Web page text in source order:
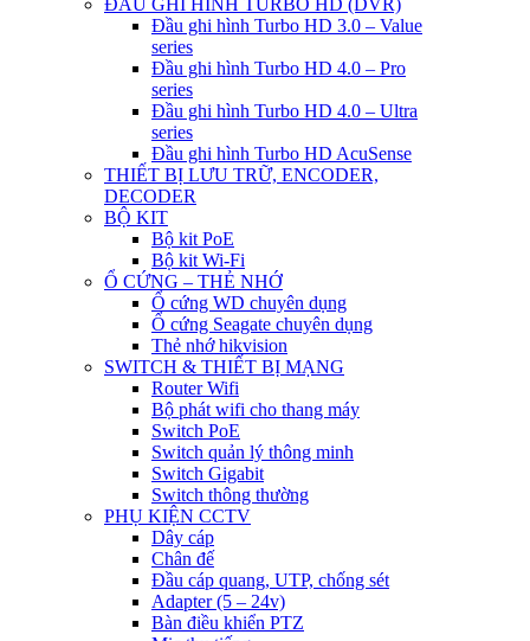
ĐẦU GHI HÌNH TURBO HD (DVR)
Đầu ghi hình Turbo HD 3.0 – Value
series
Đầu ghi hình Turbo HD 4.0 – Pro
series
Đầu ghi hình Turbo HD 4.0 – Ultra
series
Đầu ghi hình Turbo HD AcuSense
THIẾT BỊ LƯU TRỮ, ENCODER,
DECODER
BỘ KIT
Bộ kit PoE
Bộ kit Wi-Fi
Ổ CỨNG – THẺ NHỚ
Ổ cứng WD chuyên dụng
Ổ cứng Seagate chuyên dụng
Thẻ nhớ hikvision
SWITCH & THIẾT BỊ MẠNG
Router Wifi
Bộ phát wifi cho thang máy
Switch PoE
Switch quản lý thông minh
Switch Gigabit
Switch thông thường
PHỤ KIỆN CCTV
Dây cáp
Chân đế
Đầu cáp quang, UTP, chống sét
Adapter (5 – 24v)
Bàn điều khiển PTZ